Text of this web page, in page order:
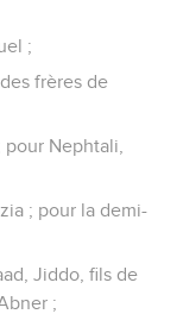
;
frères de
Nephtali,
; pour la demi-
Jiddo, fils de
;